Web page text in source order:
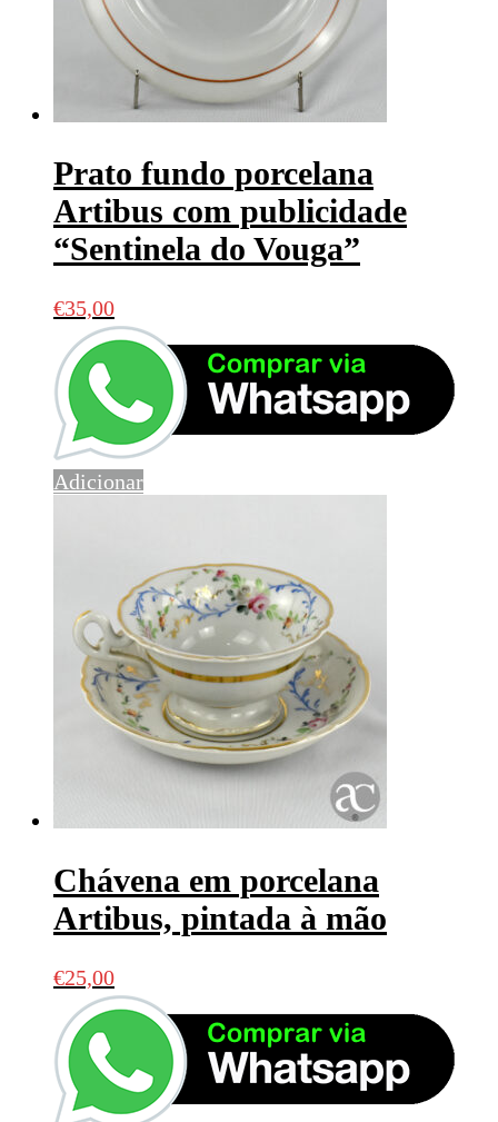
Prato fundo porcelana
Artibus com publicidade
“Sentinela do Vouga”
€35,00
Adicionar
Chávena em porcelana
Artibus, pintada à mão
€25,00